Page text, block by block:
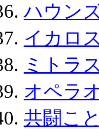
ハウン
イカロ
ミトラ
オペラ
共闘こ